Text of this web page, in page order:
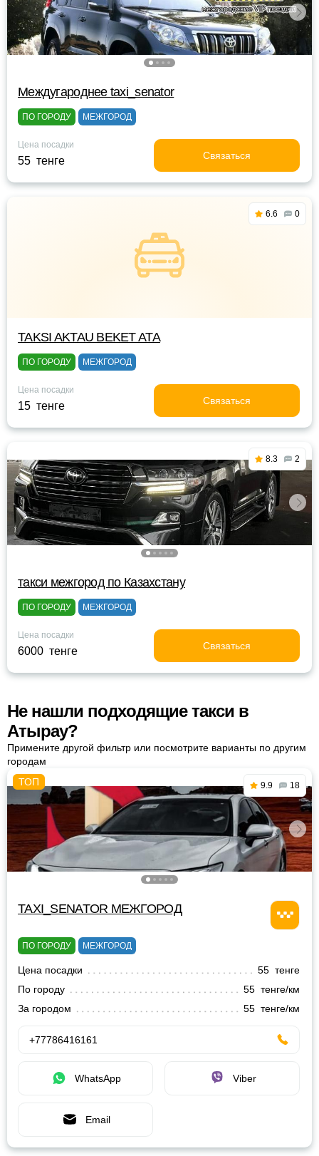
Междугароднее taxi_senator
ПО ГОРОДУ МЕЖГОРОД
Цена посадки
55 тенге Связаться
6.6 0
TAKSI AKTAU BEKET ATA
ПО ГОРОДУ МЕЖГОРОД
Цена посадки
15 тенге Связаться
8.3 2
такси межгород по Казахстану
ПО ГОРОДУ МЕЖГОРОД
Цена посадки
6000 тенге Связаться
Не нашли подходящие такси в
Атырау?
Примените другой фильтр или посмотрите варианты по другим
городам
9.9 18
TAXI_SENATOR МЕЖГОРОД
ПО ГОРОДУ МЕЖГОРОД
Цена посадки
55 тенге
По городу
55 тенге/км
За городом
55 тенге/км
+77786416161
WhatsApp Viber
Email